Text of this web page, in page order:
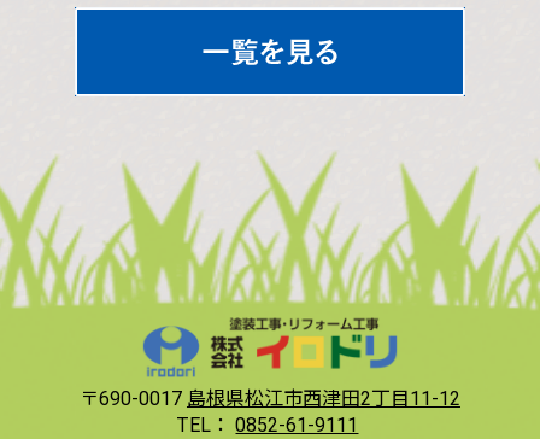
〒690-0017 島根県松江市西津田2丁目11-12
TEL： 0852-61-9111